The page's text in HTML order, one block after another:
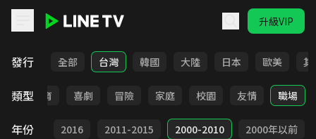
升級VIP
發行 全部 台灣 韓國 大陸 日本 歐美 其
類型教育 喜劇 冒險 家庭 校園 友情 職場
年份
2017 2016 2011-2015 2000-2010 2000年以前